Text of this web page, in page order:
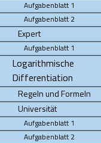
Aufgabenblatt 1
Aufgabenblatt 2
Expert
Aufgabenblatt 1
Logarithmische
Differentiation
Regeln und Formeln
Universität
Aufgabenblatt 1
Aufgabenblatt 2